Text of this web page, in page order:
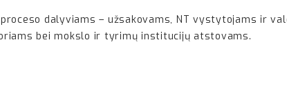
dalyviams – užsakovams, NT vystytojams ir
bei mokslo ir tyrimų institucijų atstovams.